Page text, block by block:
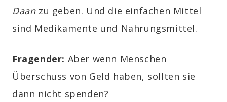
Daanzu geben. Und die einfachen Mittel
sind Medikamente und Nahrungsmittel.
Fragender: Aber wenn Menschen
Überschuss von Geld haben, sollten sie
dann nicht spenden?